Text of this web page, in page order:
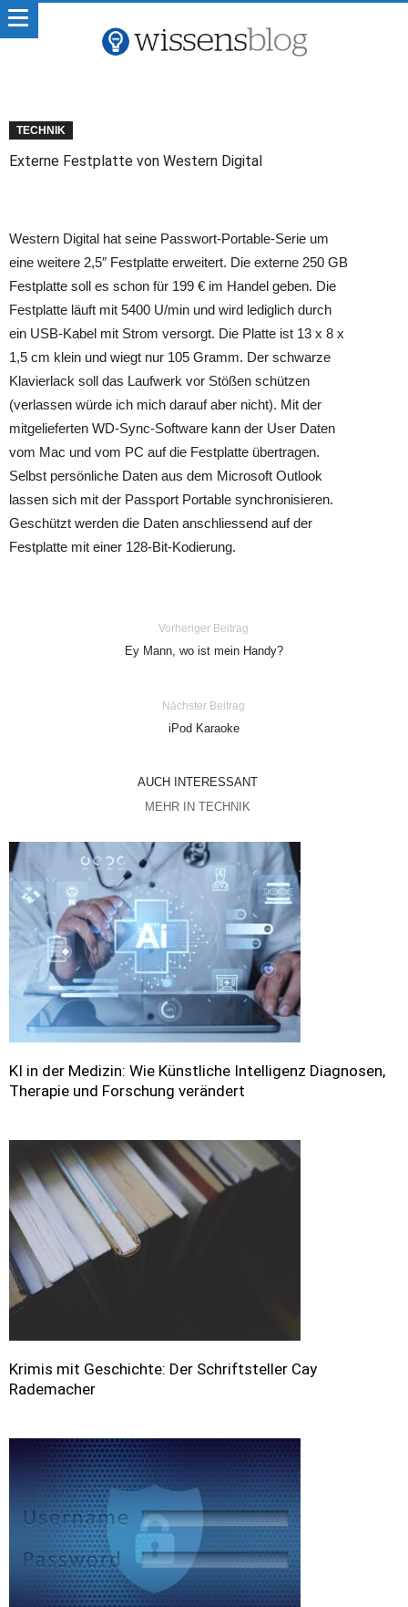
TECHNIK
Externe Festplatte von Western Digital
Western Digital hat seine Passwort-Portable-Serie um
eine weitere 2,5″ Festplatte erweitert. Die externe 250 GB
Festplatte soll es schon für 199 € im Handel geben. Die
Festplatte läuft mit 5400 U/min und wird lediglich durch
ein USB-Kabel mit Strom versorgt. Die Platte ist 13 x 8 x
1,5 cm klein und wiegt nur 105 Gramm. Der schwarze
Klavierlack soll das Laufwerk vor Stößen schützen
(verlassen würde ich mich darauf aber nicht). Mit der
mitgelieferten WD-Sync-Software kann der User Daten
vom Mac und vom PC auf die Festplatte übertragen.
Selbst persönliche Daten aus dem Microsoft Outlook
lassen sich mit der Passport Portable synchronisieren.
Geschützt werden die Daten anschliessend auf der
Festplatte mit einer 128-Bit-Kodierung.
Vorheriger Beitrag
Ey Mann, wo ist mein Handy?
Nächster Beitrag
iPod Karaoke
AUCH INTERESSANT
MEHR IN TECHNIK
KI in der Medizin: Wie Künstliche Intelligenz Diagnosen,
Therapie und Forschung verändert
Krimis mit Geschichte: Der Schriftsteller Cay
Rademacher